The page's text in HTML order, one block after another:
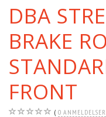
DBA
BRAKE
FRONT
0 ANMELDELSER